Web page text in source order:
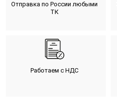
Отправка по России любыми
ТК
Работаем с НДС